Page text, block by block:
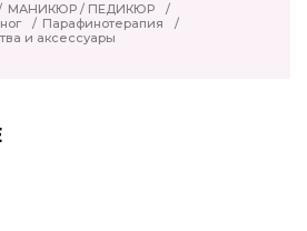
МАНИКЮР / ПЕДИКЮР
/
/ Парафинотерапия
/
и аксессуары